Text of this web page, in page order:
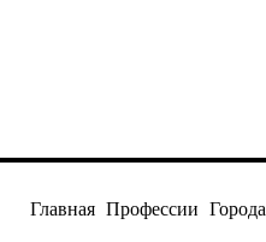
Главная Профессии Города